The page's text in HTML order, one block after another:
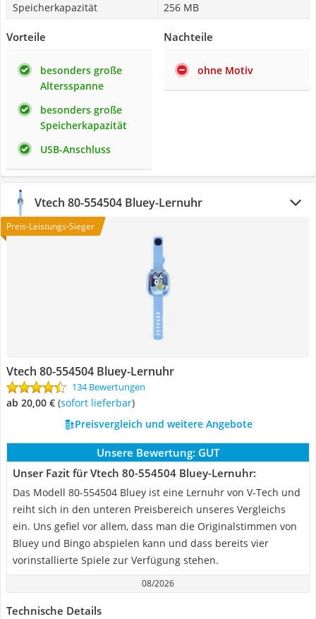
Speicherkapazität
256 MB
Vorteile
besonders große
Altersspanne
besonders große
Speicherkapazität
USB-Anschluss
Nachteile
ohne Motiv
Vtech 80-554504 Bluey-Lernuhr
Preis-Leistungs-Sieger
Vtech 80-554504 Bluey-Lernuhr
134 Bewertungen
ab 20,00 € ( Sofort lieferbar)
Preisvergleich und weitere Angebote
Unsere Bewertung: GUT
Unser Fazit für Vtech 80-554504 Bluey-Lernuhr:
Das Modell 80-554504 Bluey ist eine Lernuhr von V-Tech und
reiht sich in den unteren Preisbereich unseres Vergleichs
ein. Uns gefiel vor allem, dass man die Originalstimmen von
Bluey und Bingo abspielen kann und dass bereits vier
vorinstallierte Spiele zur Verfügung stehen.
08/2026
Technische Details